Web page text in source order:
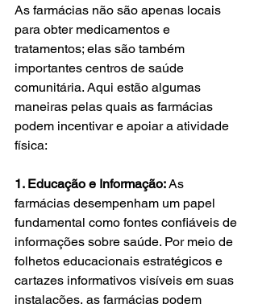
As farmácias não são apenas locais
para obter medicamentos e
tratamentos; elas são também
importantes centros de saúde
comunitária. Aqui estão algumas
maneiras pelas quais as farmácias
podem incentivar e apoiar a atividade
física:
1. Educação e Informação: As
farmácias desempenham um papel
fundamental como fontes confiáveis de
informações sobre saúde. Por meio de
folhetos educacionais estratégicos e
cartazes informativos visíveis em suas
instalações, as farmácias podem